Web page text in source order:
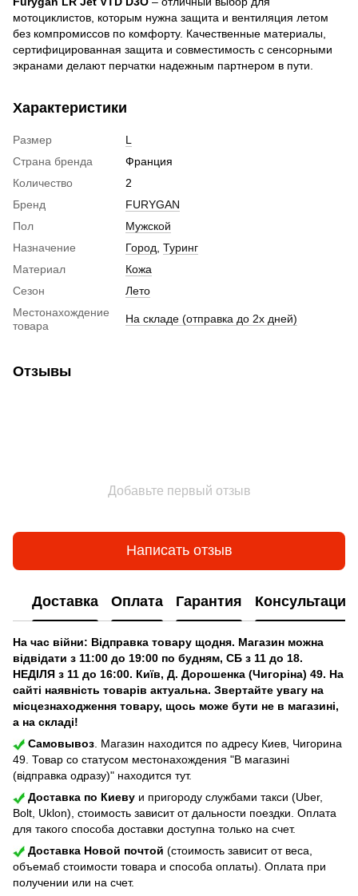
мотоциклистов, которым нужна защита и вентиляция летом
без компромиссов по комфорту. Качественные материалы,
сертифицированная защита и совместимость с сенсорными
экранами делают перчатки надежным партнером в пути.
Характеристики
Размер
L
Страна бренда
Франция
Количество
2
Бренд
FURYGAN
Пол
Мужской
Назначение
Город Туринг
Материал
Кожа
Сезон
Лето
Местонахождение
товара
На складе (отправка до 2х дней)
Отзывы
Добавьте первый отзыв
Написать отзыв
Доставка Оплата Гарантия Консультация
На час війни: Відправка товару щодня. Магазин можна
відвідати з 11:00 до 19:00 по будням, СБ з 11 до 18.
НЕДІЛЯ з 11 до 16:00. Київ, Д. Дорошенка (Чигоріна) 49. На
сайті наявність товарів актуальна. Звертайте увагу на
місцезнаходження товару, щось може бути не в магазині,
а на складі!
Самовывоз . Магазин находится по адресу Киев, Чигорина
49. Товар со статусом местонахождения "В магазині
(відправка одразу)" находится тут.
Доставка по Киеву и пригороду службами такси (Uber,
Bolt, Uklon), стоимость зависит от дальности поездки. Оплата
для такого способа доставки доступна только на счет.
Доставка Новой почтой (стоимость зависит от веса,
объемаб стоимости товара и способа оплаты). Оплата при
получении или на счет.